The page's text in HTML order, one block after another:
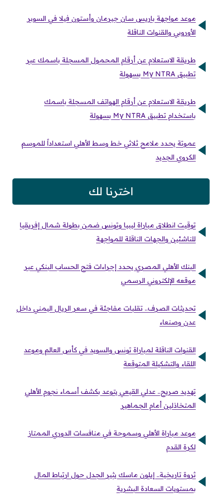
موعد مواجهة باريس سان جيرمان وأستون فيلا في السوبر
الأوروبي والقنوات الناقلة
طريقة الاستعلام عن أرقام المحمول المسجلة باسمك عبر
تطبيق My NTRA بسهولة
طريقة الاستعلام عن أرقام الهواتف المسجلة باسمك
باستخدام تطبيق My NTRA بسهولة
عموتة يحدد ملامح ثلاثي خط وسط الأهلي استعداداً للموسم
الكروي الجديد
اخترنا لك
توقيت انطلاق مباراة ليبيا وتونس ضمن بطولة شمال إفريقيا
للناشئين والجهات الناقلة للمواجهة
البنك الأهلي المصري يحدد إجراءات فتح الحساب البنكي عبر
موقعه الإلكتروني الرسمي
تحديثات الصرف.. تقلبات مفاجئة في سعر الريال اليمني داخل
عدن وصنعاء
القنوات الناقلة لمباراة تونس والسويد في كأس العالم وموعد
اللقاء والتشكيلة المتوقعة
تهديد صريح.. عدلي القيعي يتوعد بكشف أسماء نجوم الأهلي
المتخاذلين أمام الجماهير
موعد مباراة الأهلي وسموحة في منافسات الدوري الممتاز
لكرة القدم
ثروة تاريخية.. إيلون ماسك يثير الجدل حول ارتباط المال
بمستويات السعادة البشرية